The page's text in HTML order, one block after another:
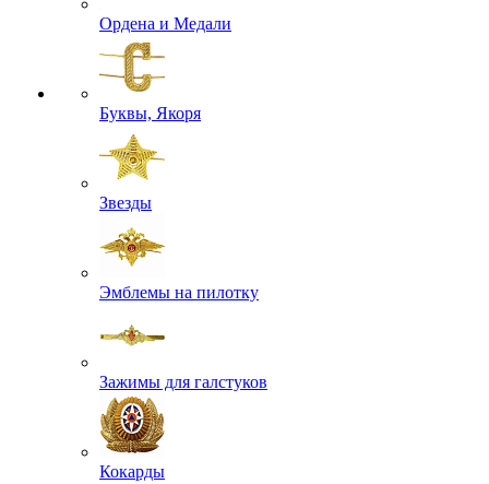
Ордена и Медали
Буквы, Якоря
Звезды
Эмблемы на пилотку
Зажимы для галстуков
Кокарды